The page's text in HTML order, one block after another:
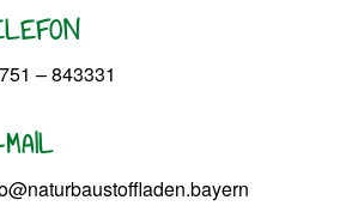
– 843331